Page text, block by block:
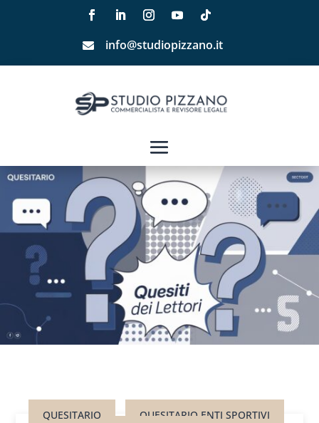
 info@studiopizzano.it
QUESITARIO
QUESITARIO ENTI SPORTIVI